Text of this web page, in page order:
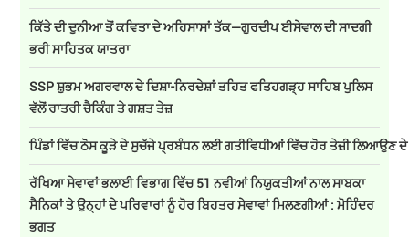
ਕਿੱਤੇ ਦੀ ਦੁਨੀਆ ਤੋਂ ਕਵਿਤਾ ਦੇ ਅਹਿਸਾਸਾਂ ਤੱਕ—ਗੁਰਦੀਪ ਈਸੇਵਾਲ ਦੀ ਸਾਦਗੀ
ਭਰੀ ਸਾਹਿਤਕ ਯਾਤਰਾ
SSP ਸ਼ੁਭਮ ਅਗਰਵਾਲ ਦੇ ਦਿਸ਼ਾ-ਨਿਰਦੇਸ਼ਾਂ ਤਹਿਤ ਫਤਿਹਗੜ੍ਹ ਸਾਹਿਬ ਪੁਲਿਸ
ਵੱਲੋਂ ਰਾਤਰੀ ਚੈਕਿੰਗ ਤੇ ਗਸ਼ਤ ਤੇਜ਼
ਪਿੰਡਾਂ ਵਿੱਚ ਠੋਸ ਕੂੜੇ ਦੇ ਸੁਚੱਜੇ ਪ੍ਰਬੰਧਨ ਲਈ ਗਤੀਵਿਧੀਆਂ ਵਿੱਚ ਹੋਰ ਤੇਜ਼ੀ ਲਿਆਉਣ
ਰੱਖਿਆ ਸੇਵਾਵਾਂ ਭਲਾਈ ਵਿਭਾਗ ਵਿੱਚ 51 ਨਵੀਆਂ ਨਿਯੁਕਤੀਆਂ ਨਾਲ ਸਾਬਕਾ
ਸੈਨਿਕਾਂ ਤੇ ਉਨ੍ਹਾਂ ਦੇ ਪਰਿਵਾਰਾਂ ਨੂੰ ਹੋਰ ਬਿਹਤਰ ਸੇਵਾਵਾਂ ਮਿਲਣਗੀਆਂ : ਮੋਹਿੰਦਰ
ਭਗਤ